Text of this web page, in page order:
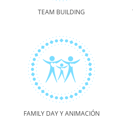
TEAM BUILDING
FAMILY DAY Y ANIMACIÓN